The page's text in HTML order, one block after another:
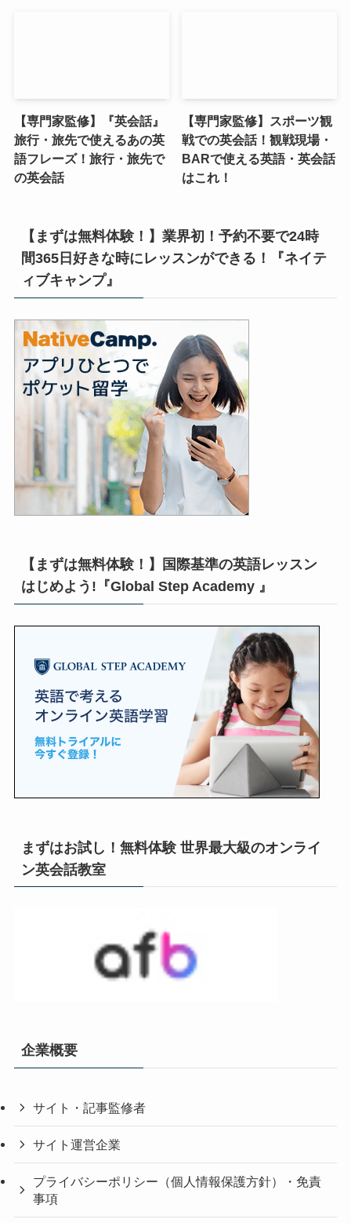
【専門家監修】『英会話』
旅行・旅先で使えるあの英
語フレーズ！旅行・旅先で
の英会話
【専門家監修】スポーツ観
戦での英会話！観戦現場・
BARで使える英語・英会話
はこれ！
【まずは無料体験！】業界初！予約不要で24時
間365日好きな時にレッスンができる！『ネイテ
ィブキャンプ』
【まずは無料体験！】国際基準の英語レッスン
はじめよう!『Global Step Academy 』
まずはお試し！無料体験 世界最大級のオンライ
ン英会話教室
企業概要
サイト・記事監修者
サイト運営企業
プライバシーポリシー（個人情報保護方針）・免責
事項